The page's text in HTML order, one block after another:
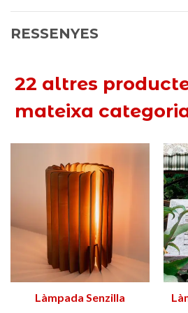
RESSENYES
22 altres
mateixa
Làmpada Senzilla